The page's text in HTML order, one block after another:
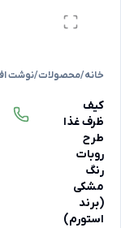
خانه/محصولات/نوشت
کیف
ظرف غذا
طرح
روبات
رنگ
مشکی
(برند
استورم)